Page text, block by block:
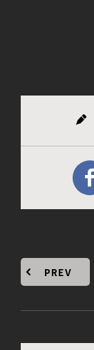
PREV